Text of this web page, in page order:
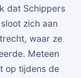
dat Schippers
zich aan
waar ze
Meteen
op tijdens de